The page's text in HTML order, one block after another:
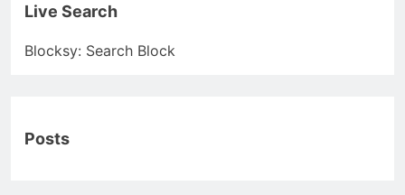
Live Search
Blocksy: Search Block
Posts